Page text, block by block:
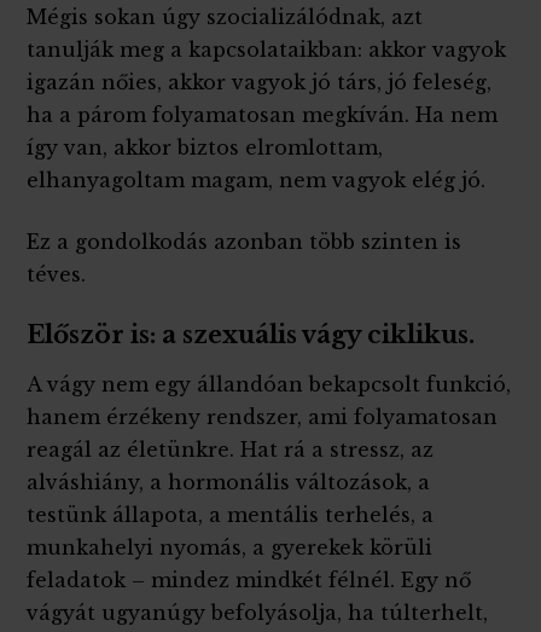
Mégis sokan úgy szocializálódnak, azt
tanulják meg a kapcsolataikban: akkor vagyok
igazán nőies, akkor vagyok jó társ, jó feleség,
ha a párom folyamatosan megkíván. Ha nem
így van, akkor biztos elromlottam,
elhanyagoltam magam, nem vagyok elég jó.
Ez a gondolkodás azonban több szinten is
téves.
Először is: a szexuális vágy ciklikus.
A vágy nem egy állandóan bekapcsolt funkció,
hanem érzékeny rendszer, ami folyamatosan
reagál az életünkre. Hat rá a stressz, az
alváshiány, a hormonális változások, a
testünk állapota, a mentális terhelés, a
munkahelyi nyomás, a gyerekek körüli
feladatok – mindez mindkét félnél. Egy nő
vágyát ugyanúgy befolyásolja, ha túlterhelt,